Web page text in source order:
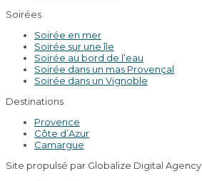
Soirées
Soirée en mer
Soirée sur une île
Soirée au bord de l’eau
Soirée dans un mas Provençal
Soirée dans un Vignoble
Destinations
Provence
Côte d’Azur
Camargue
Site propulsé par Globalize Digital Agency